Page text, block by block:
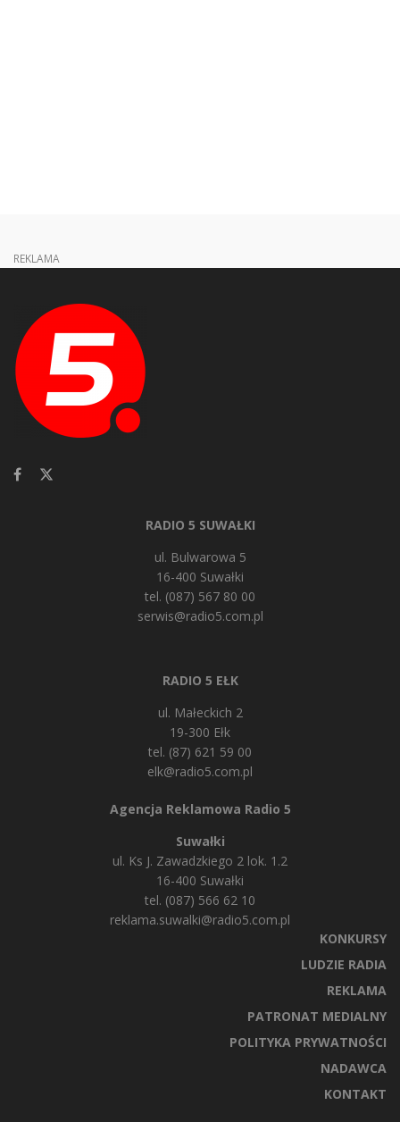
REKLAMA
RADIO 5 SUWAŁKI
ul. Bulwarowa 5
16-400 Suwałki
tel. (087) 567 80 00
serwis@radio5.com.pl
RADIO 5 EŁK
ul. Małeckich 2
19-300 Ełk
tel. (87) 621 59 00
elk@radio5.com.pl
Agencja Reklamowa Radio 5
Suwałki
ul. Ks J. Zawadzkiego 2 lok. 1.2
16-400 Suwałki
tel. (087) 566 62 10
reklama.suwalki@radio5.com.pl
KONKURSY
LUDZIE RADIA
REKLAMA
PATRONAT MEDIALNY
POLITYKA PRYWATNOŚCI
NADAWCA
KONTAKT